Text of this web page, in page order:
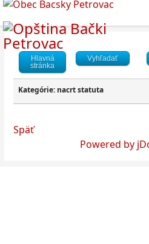
Hlavná
stránka
Vyhľadať
Kategórie: nacrt statuta
Späť
Powered by